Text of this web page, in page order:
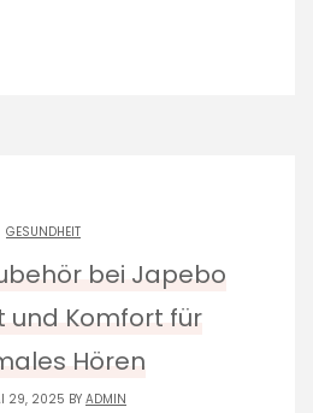
GESUNDHEIT
bei Japebo
und Komfort für
Hören
29, 2025 BY ADMIN